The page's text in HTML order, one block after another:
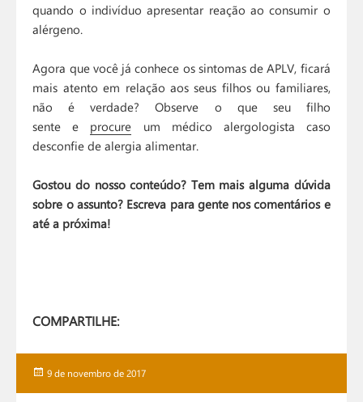
quando o indivíduo apresentar reação ao consumir o
alérgeno.
Agora que você já conhece os sintomas de APLV, ficará
mais atento em relação aos seus filhos ou familiares,
não é verdade? Observe o que seu filho
sente e procure um médico alergologista caso
desconfie de alergia alimentar.
Gostou do nosso conteúdo? Tem mais alguma dúvida
sobre o assunto? Escreva para gente nos comentários e
até a próxima!
COMPARTILHE:
Publicado
9 de novembro de 2017